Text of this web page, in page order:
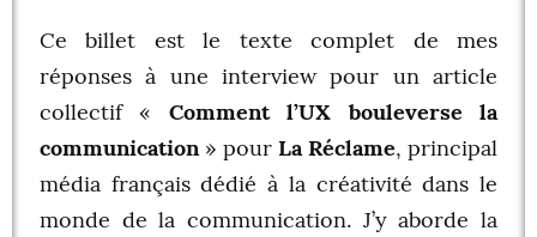
Ce billet est le texte complet de mes
réponses à une interview pour un article
collectif « Comment l’UX bouleverse la
communication» pour La Réclame, principal
média français dédié à la créativité dans le
monde de la communication. J’y aborde la